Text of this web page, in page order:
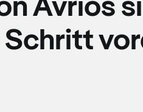
Avrios
Schritt